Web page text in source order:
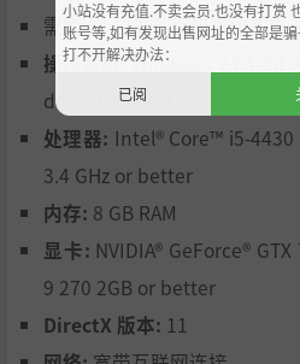
需要 64 位处理器和操作系统
操作系统:Windows 7 64-bit,
dows 10 64-bit
处理器: Intel® Core™ i5-4430
3.4 GHz or better
内存: 8 GB RAM
显卡: NVIDIA® GeForce®
9 270 2GB or better
DirectX 版本: 11
小站没有充值.不卖会员.也没有打赏
账号等,如有发现出售网址的全部是
打不开解决办法：
已阅